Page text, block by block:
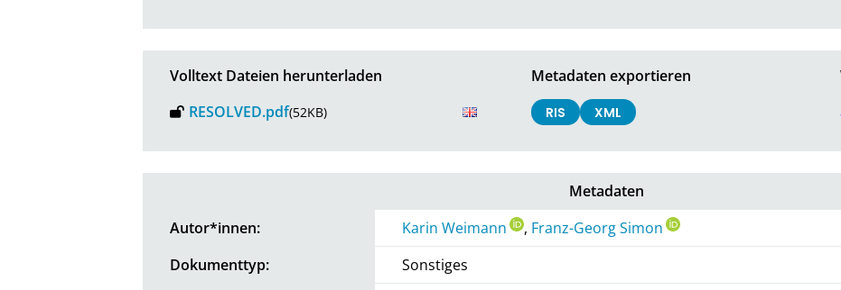
Volltext Dateien herunterladen
RESOLVED.pdf(52KB)
Metadaten exportieren
RIS XML
Metadaten
Autor*innen:
Karin Weimann , Franz-Georg Simon
Dokumenttyp:
Sonstiges